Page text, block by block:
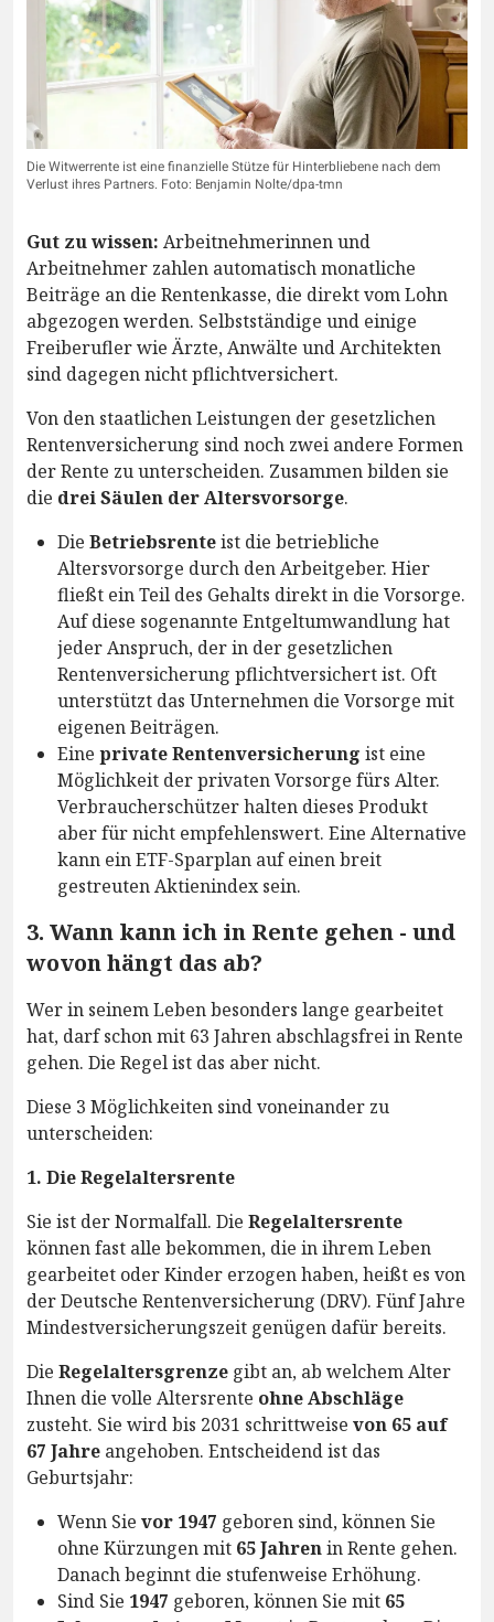
Die Witwerrente ist eine finanzielle Stütze für Hinterbliebene nach dem
Verlust ihres Partners. Foto: Benjamin Nolte/dpa-tmn
Gut zu wissen: Arbeitnehmerinnen und
Arbeitnehmer zahlen automatisch monatliche
Beiträge an die Rentenkasse, die direkt vom Lohn
abgezogen werden. Selbstständige und einige
Freiberufler wie Ärzte, Anwälte und Architekten
sind dagegen nicht pflichtversichert.
Von den staatlichen Leistungen der gesetzlichen
Rentenversicherung sind noch zwei andere Formen
der Rente zu unterscheiden. Zusammen bilden sie
die drei Säulen der Altersvorsorge.
Die Betriebsrenteist die betriebliche
Altersvorsorge durch den Arbeitgeber. Hier
fließt ein Teil des Gehalts direkt in die Vorsorge.
Auf diese sogenannte Entgeltumwandlung hat
jeder Anspruch, der in der gesetzlichen
Rentenversicherung pflichtversichert ist. Oft
unterstützt das Unternehmen die Vorsorge mit
eigenen Beiträgen.
Eine private Rentenversicherung ist eine
Möglichkeit der privaten Vorsorge fürs Alter.
Verbraucherschützer halten dieses Produkt
aber für nicht empfehlenswert. Eine Alternative
kann ein ETF-Sparplan auf einen breit
gestreuten Aktienindex sein.
3. Wann kann ich in Rente gehen - und
wovon hängt das ab?
Wer in seinem Leben besonders lange gearbeitet
hat, darf schon mit 63 Jahren abschlagsfrei in Rente
gehen. Die Regel ist das aber nicht.
Diese 3 Möglichkeiten sind voneinander zu
unterscheiden:
1. Die Regelaltersrente
Sie ist der Normalfall. Die Regelaltersrente
können fast alle bekommen, die in ihrem Leben
gearbeitet oder Kinder erzogen haben, heißt es von
der Deutsche Rentenversicherung (DRV). Fünf Jahre
Mindestversicherungszeit genügen dafür bereits.
Die Regelaltersgrenze gibt an, ab welchem Alter
Ihnen die volle Altersrente ohne Abschläge
zusteht. Sie wird bis 2031 schrittweise von 65 auf
67 Jahre angehoben. Entscheidend ist das
Geburtsjahr:
Wenn Sie vor 1947 geboren sind, können Sie
ohne Kürzungen mit 65 Jahrenin Rente gehen.
Danach beginnt die stufenweise Erhöhung.
Sind Sie 1947 geboren, können Sie mit 65